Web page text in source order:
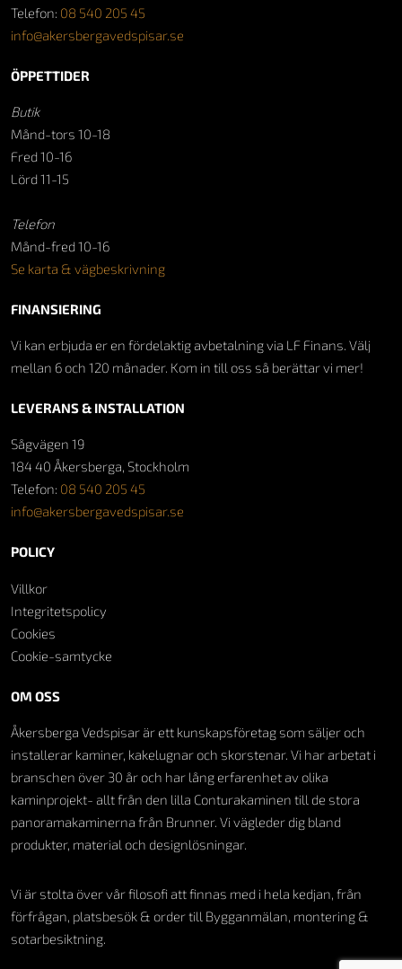
OM OSS
Åkersberga Vedspisar är ett kunskapsföretag som säljer och
installerar kaminer, kakelugnar och skorstenar. Vi har arbetat i
branschen över 30 år och har lång erfarenhet av olika
kaminprojekt- allt från den lilla Conturakaminen till de stora
panoramakaminerna från Brunner. Vi vägleder dig bland
produkter, material och designlösningar.
Vi är stolta över vår filosofi att finnas med i hela kedjan, från
förfrågan, platsbesök & order till Bygganmälan, montering &
sotarbesiktning.
Telefon: 08 540 205 45
info@akersbergavedspisar.se
ÖPPETTIDER
Butik
Månd-tors 10-18
Fred 10-16
Lörd 11-15
Telefon
Månd-fred 10-16
Se karta & vägbeskrivning
FINANSIERING
Vi kan erbjuda er en fördelaktig avbetalning via LF Finans. Välj
mellan 6 och 120 månader. Kom in till oss så berättar vi mer!
LEVERANS & INSTALLATION
Sågvägen 19
184 40 Åkersberga, Stockholm
Telefon: 08 540 205 45
info@akersbergavedspisar.se
POLICY
Villkor
Integritetspolicy
Cookies
Cookie-samtycke